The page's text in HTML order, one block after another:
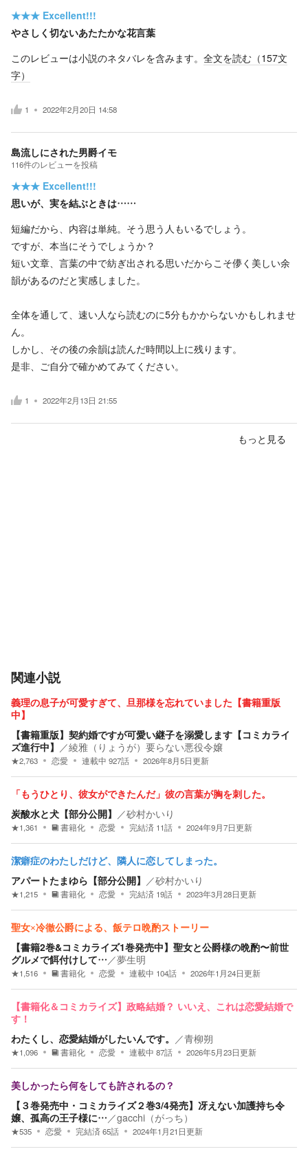
★★★ Excellent!!!
やさしく切ないあたたかな花言葉
このレビューは小説のネタバレを含みます。 全文を読む（157文
字）
1 2022年2月20日 14:58
島流しにされた男爵イモ
116件のレビューを投稿
★★★ Excellent!!!
思いが、実を結ぶときは……
短編だから、内容は単純。そう思う人もいるでしょう。
ですが、本当にそうでしょうか？
短い文章、言葉の中で紡ぎ出される思いだからこそ儚く美しい余
韻があるのだと実感しました。
全体を通して、速い人なら読むのに5分もかからないかもしれませ
ん。
しかし、その後の余韻は読んだ時間以上に残ります。
是非、ご自分で確かめてみてください。
1 2022年2月13日 21:55
もっと見る
関連小説
義理の息子が可愛すぎて、旦那様を忘れていました【書籍重版
中】
【書籍重版】契約婚ですが可愛い継子を溺愛します【コミカライ
ズ進行中】 ／綾雅（りょうが）要らない悪役令嬢
★2,763 恋愛 連載中 927話 2026年8月5日更新
「もうひとり、彼女ができたんだ」彼の言葉が胸を刺した。
炭酸水と犬【部分公開】 ／砂村かいり
★1,361 書籍化 恋愛 完結済 11話 2024年9月7日更新
潔癖症のわたしだけど、隣人に恋してしまった。
アパートたまゆら【部分公開】 ／砂村かいり
★1,215 書籍化 恋愛 完結済 19話 2023年3月28日更新
聖女×冷徹公爵による、飯テロ晩酌ストーリー
【書籍2巻&コミカライズ1巻発売中】聖女と公爵様の晩酌〜前世
グルメで餌付けして… ／夢生明
★1,516 書籍化 恋愛 連載中 104話 2026年1月24日更新
【書籍化＆コミカライズ】政略結婚？ いいえ、これは恋愛結婚で
す！
わたくし、恋愛結婚がしたいんです。 ／青柳朔
★1,096 書籍化 恋愛 連載中 87話 2026年5月23日更新
美しかったら何をしても許されるの？
【３巻発売中・コミカライズ２巻3/4発売】冴えない加護持ち令
嬢、孤高の王子様に… ／gacchi（がっち）
★535 恋愛 完結済65話 2024年1月21日更新